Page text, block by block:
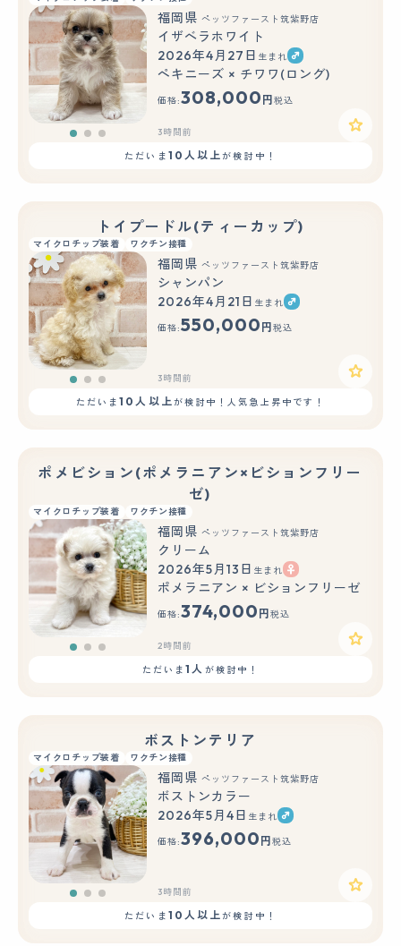
もっと見る
福岡県 ペッツファースト筑紫野店
イザベラホワイト
2026年4月27日 生まれ
ペキニーズ × チワワ(ロング)
価格:308,000 円税込
3時間前
ただいま 10人以上が検討中！
トイプードル(ティーカップ)
マイクロチップ装着 ワクチン接種
もっと見る
福岡県 ペッツファースト筑紫野店
シャンパン
2026年4月21日 生まれ
価格:550,000 円税込
3時間前
ただいま10人以上が検討中！人気急上昇中です！
ポメビション(ポメラニアン×ビションフリー
ゼ)
マイクロチップ装着 ワクチン接種
もっと見る
福岡県 ペッツファースト筑紫野店
クリーム
2026年5月13日 生まれ
ポメラニアン × ビションフリーゼ
価格:374,000 円税込
2時間前
ただいま1人 が検討中！
ボストンテリア
マイクロチップ装着 ワクチン接種
もっと見る
福岡県 ペッツファースト筑紫野店
ボストンカラー
2026年5月4日 生まれ
価格:396,000 円税込
3時間前
ただいま 10人以上が検討中！